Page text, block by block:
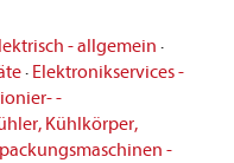
- allgemein ·
· Elektronikservices -
-
Kühlkörper,
-